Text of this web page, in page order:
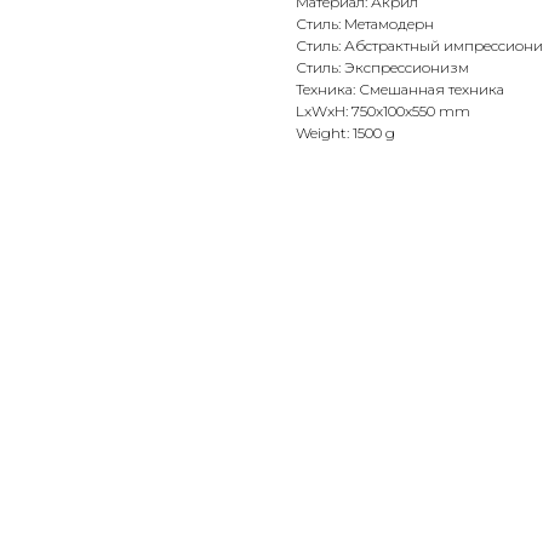
Стиль: Метамодерн
Стиль: Абстрактный
Стиль: Экспрессионизм
Техника: Смешанная техника
LxWxH: 750x100x550 mm
Weight: 1500 g